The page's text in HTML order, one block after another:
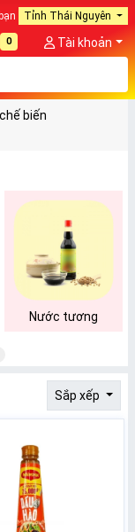
Tỉnh Thái Nguyên
0 Tài khoản
biến
Nước tương
Sắp xếp